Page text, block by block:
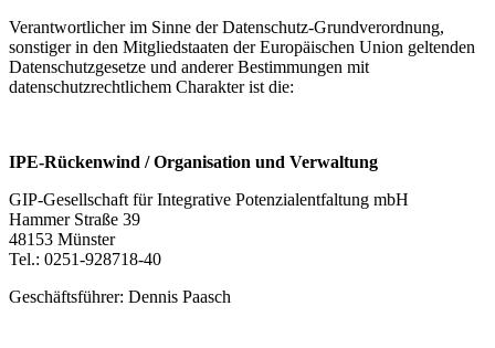
Verantwortlicher im Sinne der Datenschutz-Grundverordnung,
sonstiger in den Mitgliedstaaten der Europäischen Union geltenden
Datenschutzgesetze und anderer Bestimmungen mit
datenschutzrechtlichem Charakter ist die:
IPE-Rückenwind / Organisation und Verwaltung
GIP-Gesellschaft für Integrative Potenzialentfaltung mbH
Hammer Straße 39
48153 Münster
Tel.: 0251-928718-40
Geschäftsführer: Dennis Paasch